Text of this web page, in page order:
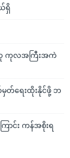
ရှိ
ဟု ကုလအကြီးအကဲ
မှတ်ရေးထိုးနိုင်ဖို့ ဘ
ောင်း ကန်အစိုးရ